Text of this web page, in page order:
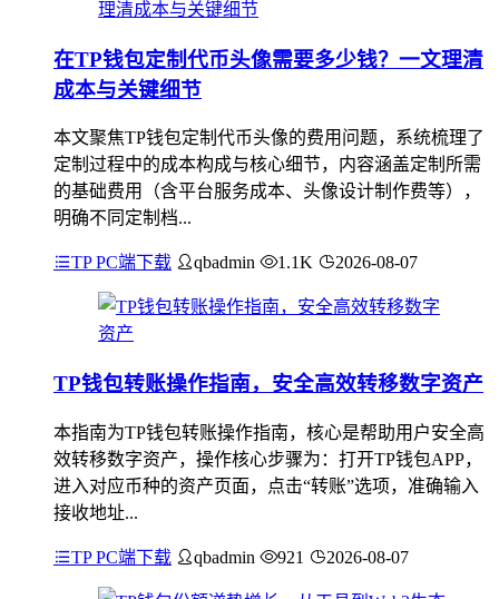
在TP钱包定制代币头像需要多少钱？一文理清
成本与关键细节
本文聚焦TP钱包定制代币头像的费用问题，系统梳理了
定制过程中的成本构成与核心细节，内容涵盖定制所需
的基础费用（含平台服务成本、头像设计制作费等），
明确不同定制档...
TP PC端下载 qbadmin 1.1K 2026-08-07
TP钱包转账操作指南，安全高效转移数字资产
本指南为TP钱包转账操作指南，核心是帮助用户安全高
效转移数字资产，操作核心步骤为：打开TP钱包APP，
进入对应币种的资产页面，点击“转账”选项，准确输入
接收地址...
TP PC端下载 qbadmin 921 2026-08-07